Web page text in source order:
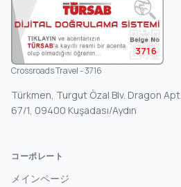
3716
Crossroads Travel - 3716
Türkmen, Turgut Özal Blv. Dragon Apt.
67/1, 09400 Kuşadası/Aydın
コーポレート
メインページ